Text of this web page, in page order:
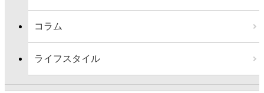
コラム
ライフスタイル